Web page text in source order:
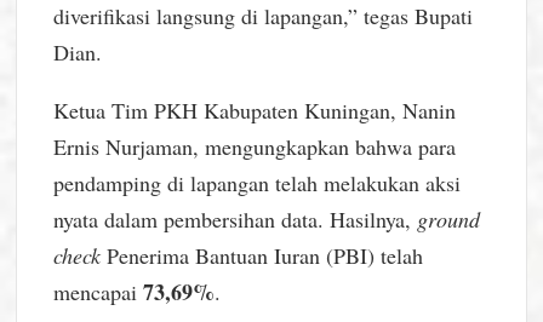
diverifikasi langsung di lapangan,” tegas Bupati
Dian.
Ketua Tim PKH Kabupaten Kuningan, Nanin
Ernis Nurjaman, mengungkapkan bahwa para
pendamping di lapangan telah melakukan aksi
nyata dalam pembersihan data. Hasilnya, ground
check Penerima Bantuan Iuran (PBI) telah
mencapai73,69%.